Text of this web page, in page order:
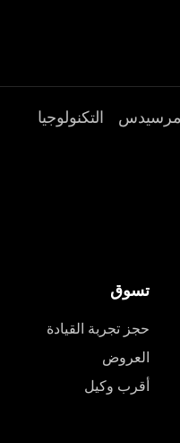
مرسيدس التكنولوجيا
تسوق
حجز تجربة القيادة
العروض
أقرب وكيل